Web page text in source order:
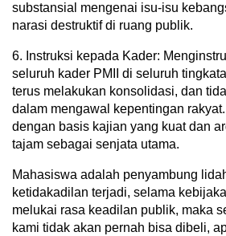
substansial mengenai isu-isu
narasi destruktif di ruang publik.
6. Instruksi kepada Kader:
seluruh kader PMII di seluruh
terus melakukan konsolidasi, dan
dalam mengawal kepentingan
dengan basis kajian yang kuat dan
tajam sebagai senjata utama.
Mahasiswa adalah penyambung
ketidakadilan terjadi, selama
melukai rasa keadilan publik, maka
kami tidak akan pernah bisa dibeli,